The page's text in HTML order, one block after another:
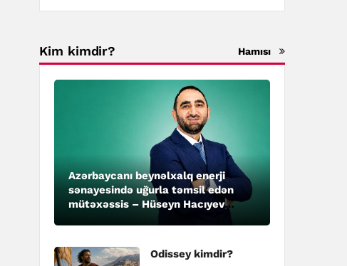
Kim kimdir? Hamısı
Azərbaycanı beynəlxalq enerji
sənayesində uğurla təmsil edən
mütəxəssis – Hüseyn Hacıyev
Odissey kimdir?